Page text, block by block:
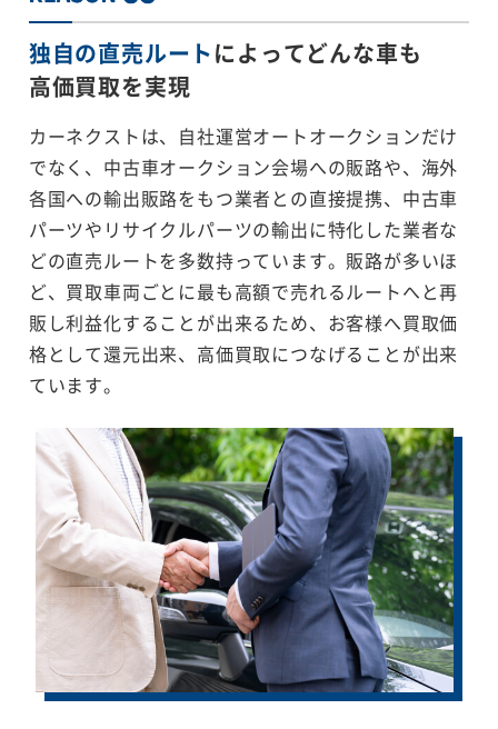
独自の直売ルートによってどんな車も
高価買取を実現
カーネクストは、自社運営オートオークションだけ
でなく、中古車オークション会場への販路や、海外
各国への輸出販路をもつ業者との直接提携、中古車
パーツやリサイクルパーツの輸出に特化した業者な
どの直売ルートを多数持っています。販路が多いほ
ど、買取車両ごとに最も高額で売れるルートへと再
販し利益化することが出来るため、お客様へ買取価
格として還元出来、高価買取につなげることが出来
ています。